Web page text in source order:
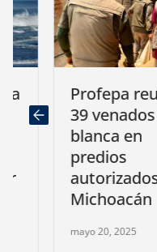
Profepa reubica
39 venados cola
blanca en
predios
autorizados de
Michoacán
mayo 20, 2025